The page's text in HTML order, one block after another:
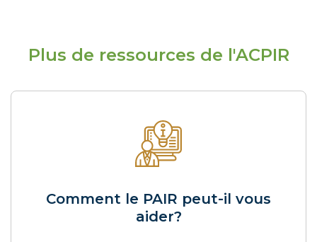
Plus de ressources de l'ACPIR
Comment le PAIR peut-il vous
aider?